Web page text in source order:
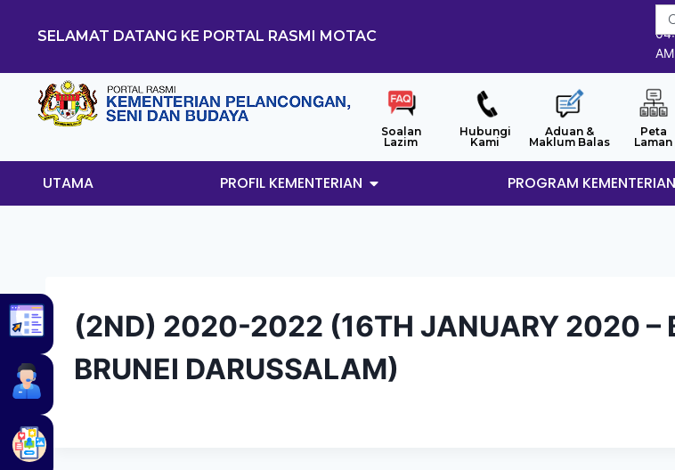
SELAMAT DATANG KE PORTAL RASMI MOTAC
7/
AM
Soalan
Lazim
Hubungi
Kami
Aduan &
Maklum Balas
Peta
Laman
UTAMA PROFIL KEMENTERIAN PROGRAM KEMENTERIAN
(2ND) 2020-2022 (16TH JANUARY 2020 –
BRUNEI DARUSSALAM)